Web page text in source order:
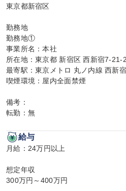
東京都新宿区
勤務地
勤務地①
事業所名：本社
所在地：東京都 新宿区 西新宿7-21-
最寄駅：東京メトロ 丸ノ内線 西新
喫煙環境：屋内全面禁煙
備考：
転勤：無
給与
月給：24万円以上
想定年収
300万円～400万円